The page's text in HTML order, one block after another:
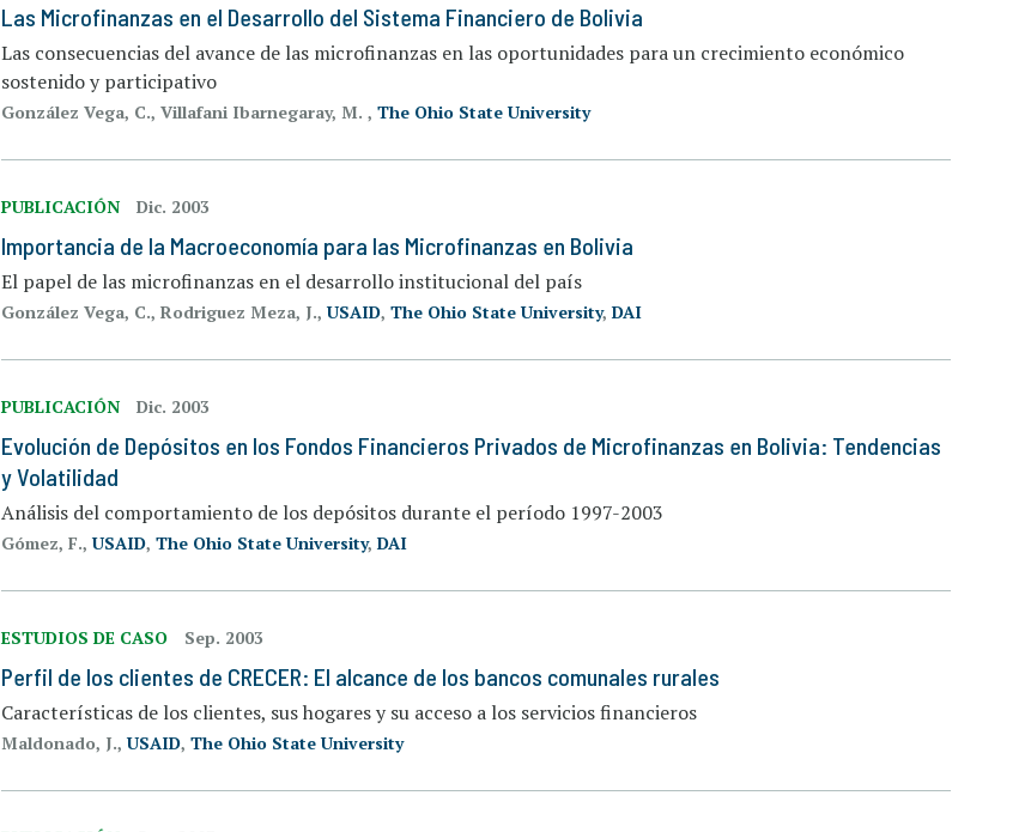
Las Microfinanzas en el Desarrollo del Sistema Financiero de Bolivia
Las consecuencias del avance de las microfinanzas en las oportunidades para un crecimiento económico
sostenido y participativo
González Vega, C., Villafani Ibarnegaray, M. , The Ohio State University
PUBLICACIÓN Dic. 2003
Importancia de la Macroeconomía para las Microfinanzas en Bolivia
El papel de las microfinanzas en el desarrollo institucional del país
González Vega, C., Rodriguez Meza, J.,USAID, The Ohio State University, DAI
PUBLICACIÓN Dic. 2003
Evolución de Depósitos en los Fondos Financieros Privados de Microfinanzas en Bolivia: Tendencias
y Volatilidad
Análisis del comportamiento de los depósitos durante el período 1997-2003
Gómez, F.,USAID, The Ohio State University, DAI
ESTUDIOS DE CASO Sep. 2003
Perfil de los clientes de CRECER: El alcance de los bancos comunales rurales
Características de los clientes, sus hogares y su acceso a los servicios financieros
Maldonado, J.,USAID, The Ohio State University